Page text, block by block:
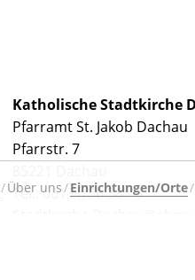
Katholische Stadtkirche
Pfarramt St. Jakob Dachau
Pfarrstr. 7
Tel.: 08131/36 38 - 0
Über uns Einrichtungen/Orte